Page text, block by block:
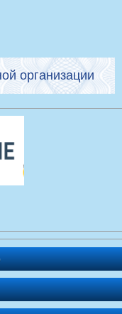
организации